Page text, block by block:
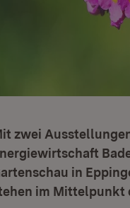
zwei
in
im Mittelpunkt